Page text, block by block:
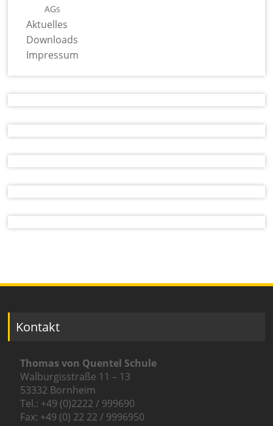
AGs
Aktuelles
Downloads
Impressum
Kontakt
Thomas von Quentel Schule
Walburgisstraße 11 – 13
53332 Bornheim
Tel.: +49 (0)2222 / 999690
Fax: +49 (0) 22 22 / 9996950